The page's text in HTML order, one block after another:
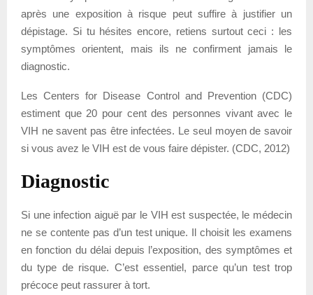
après une exposition à risque peut suffire à justifier un
dépistage. Si tu hésites encore, retiens surtout ceci : les
symptômes orientent, mais ils ne confirment jamais le
diagnostic.
Les Centers for Disease Control and Prevention (CDC)
estiment que 20 pour cent des personnes vivant avec le
VIH ne savent pas être infectées. Le seul moyen de savoir
si vous avez le VIH est de vous faire dépister. (CDC, 2012)
Diagnostic
Si une infection aiguë par le VIH est suspectée, le médecin
ne se contente pas d’un test unique. Il choisit les examens
en fonction du délai depuis l’exposition, des symptômes et
du type de risque. C’est essentiel, parce qu’un test trop
précoce peut rassurer à tort.